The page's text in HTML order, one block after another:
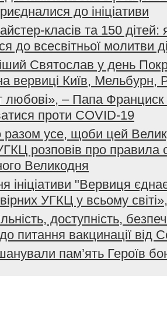
до ініціативи
класів та 150
до всесвітньої молитви
Святослав у день
вервиці Київ, Мельбурн,
любові», – Папа Франциск
проти COVID-19
разом усе, щоби цей
розповів про правила
Великодня
ініціативи "Вервиця
УГКЦ у всьому
доступність,
питання вакцинації від
пам’ять Героїв